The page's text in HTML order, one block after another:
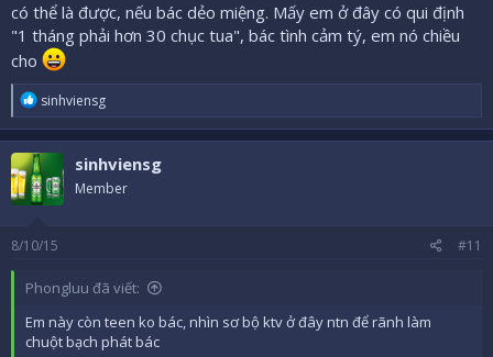
có thể là được, nếu bác dẻo miệng. Mấy em ở đây có qui định
"1 tháng phải hơn 30 chục tua", bác tình cảm tý, em nó chiều
cho
R
e
a
c
t
i
o
s
sinhviensg
sinhviensg
Member
8/10/15 #11
Phongluu đã viết:
Em này còn teen ko bác, nhìn sơ bộ ktv ở đây ntn để rãnh làm
chuột bạch phát bác